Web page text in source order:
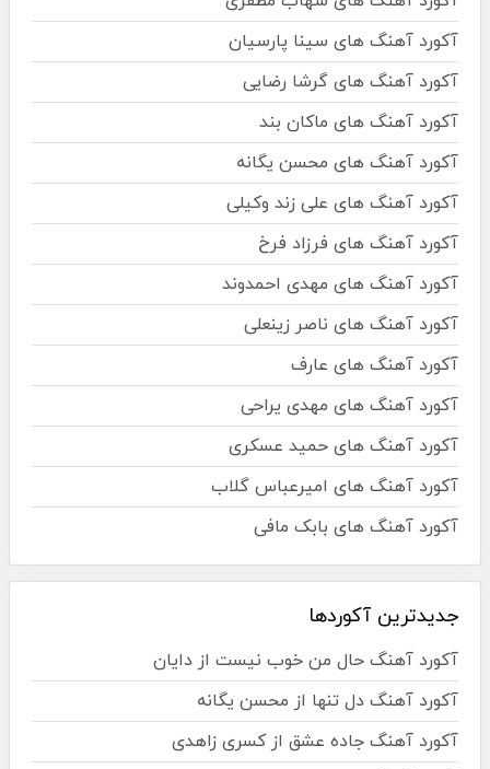
آکورد آهنگ های سینا پارسیان
آکورد آهنگ های گرشا رضایی
آکورد آهنگ های ماکان بند
آکورد آهنگ های محسن یگانه
آکورد آهنگ های علی زند وکیلی
آکورد آهنگ های فرزاد فرخ
آکورد آهنگ های مهدی احمدوند
آکورد آهنگ های ناصر زینعلی
آکورد آهنگ های عارف
آکورد آهنگ های مهدی یراحی
آکورد آهنگ های حمید عسکری
آکورد آهنگ های امیرعباس گلاب
آکورد آهنگ های بابک مافی
جدیدترین آکوردها
آکورد آهنگ حال من خوب نیست از دایان
آکورد آهنگ دل تنها از محسن یگانه
آکورد آهنگ جاده عشق از کسری زاهدی